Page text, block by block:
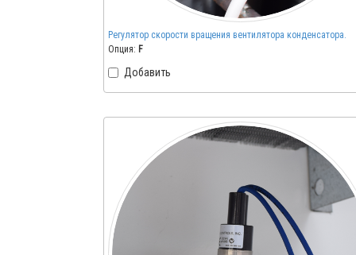
Регулятор скорости вращения вентилятора конденсатора.
Опция: F
Добавить